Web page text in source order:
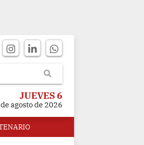
JUEVES 6
de agosto de 2026